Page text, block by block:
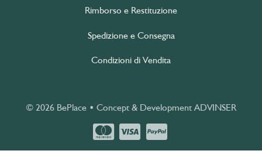
Rimborso e Restituzione
Spedizione e Consegna
Condizioni di Vendita
© 2026 BePlace • Concept & Development ADVINSER